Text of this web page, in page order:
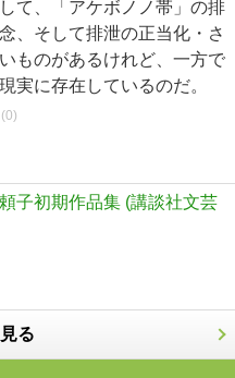
て、「アケボノノ帯」の排
、そして排泄の正当化・さ
ものがあるけれど、一方で
実に存在しているのだ。
0)
子初期作品集 (講談社文芸
る